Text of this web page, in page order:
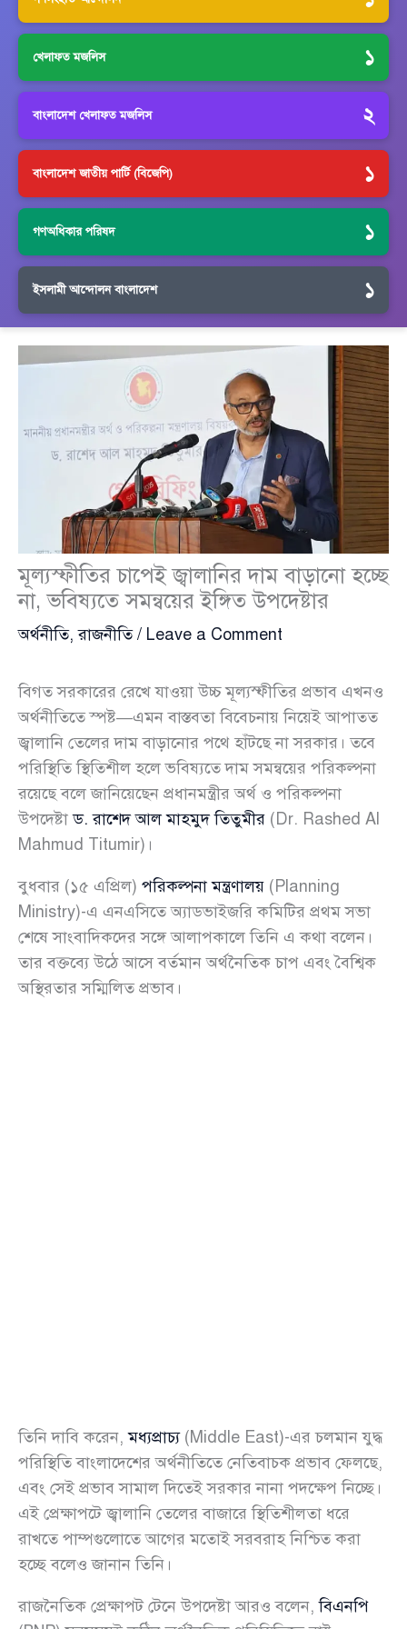
খেলাফত মজলিস ১
বাংলাদেশ খেলাফত মজলিস ২
বাংলাদেশ জাতীয় পার্টি (বিজেপি) ১
গণঅধিকার পরিষদ ১
ইসলামী আন্দোলন বাংলাদেশ ১
মূল্যস্ফীতির চাপেই জ্বালানির দাম বাড়ানো হচ্ছে
না, ভবিষ্যতে সমন্বয়ের ইঙ্গিত উপদেষ্টার
অর্থনীতি,রাজনীতি/ Leave a Comment
বিগত সরকারের রেখে যাওয়া উচ্চ মূল্যস্ফীতির প্রভাব এখনও
অর্থনীতিতে স্পষ্ট—এমন বাস্তবতা বিবেচনায় নিয়েই আপাতত
জ্বালানি তেলের দাম বাড়ানোর পথে হাঁটছে না সরকার। তবে
পরিস্থিতি স্থিতিশীল হলে ভবিষ্যতে দাম সমন্বয়ের পরিকল্পনা
রয়েছে বলে জানিয়েছেন প্রধানমন্ত্রীর অর্থ ও পরিকল্পনা
উপদেষ্টাড. রাশেদ আল মাহমুদ তিতুমীর (Dr. Rashed Al
Mahmud Titumir)।
বুধবার (১৫ এপ্রিল) পরিকল্পনা মন্ত্রণালয় (Planning
Ministry)-এ এনএসিতে অ্যাডভাইজরি কমিটির প্রথম সভা
শেষে সাংবাদিকদের সঙ্গে আলাপকালে তিনি এ কথা বলেন।
তার বক্তব্যে উঠে আসে বর্তমান অর্থনৈতিক চাপ এবং বৈশ্বিক
অস্থিরতার সম্মিলিত প্রভাব।
তিনি দাবি করেন,মধ্যপ্রাচ্য(Middle East)-এর চলমান যুদ্ধ
পরিস্থিতি বাংলাদেশের অর্থনীতিতে নেতিবাচক প্রভাব ফেলছে,
এবং সেই প্রভাব সামাল দিতেই সরকার নানা পদক্ষেপ নিচ্ছে।
এই প্রেক্ষাপটে জ্বালানি তেলের বাজারে স্থিতিশীলতা ধরে
রাখতে পাম্পগুলোতে আগের মতোই সরবরাহ নিশ্চিত করা
হচ্ছে বলেও জানান তিনি।
রাজনৈতিক প্রেক্ষাপট টেনে উপদেষ্টা আরও বলেন,বিএনপি